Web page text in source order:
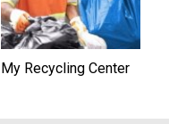
My Recycling Center